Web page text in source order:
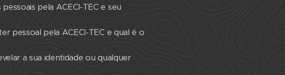
pela ACECI-TEC e seu
pessoal pela ACECI-TEC e qual é o
a sua identidade ou qualquer